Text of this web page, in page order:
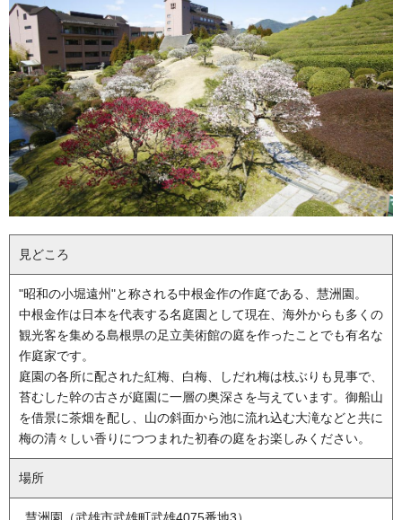
見どころ
"昭和の小堀遠州"と称される中根金作の作庭である、慧洲園。
中根金作は日本を代表する名庭園として現在、海外からも多くの
観光客を集める島根県の足立美術館の庭を作ったことでも有名な
作庭家です。
庭園の各所に配された紅梅、白梅、しだれ梅は枝ぶりも見事で、
苔むした幹の古さが庭園に一層の奥深さを与えています。御船山
を借景に茶畑を配し、山の斜面から池に流れ込む大滝などと共に
梅の清々しい香りにつつまれた初春の庭をお楽しみください。
場所
慧洲園（武雄市武雄町武雄4075番地3）